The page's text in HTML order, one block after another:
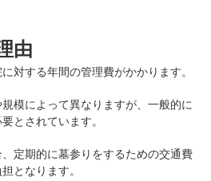
由
対する年間の管理費がかかります。
模によって異なりますが、一般的に
とされています。
定期的に墓参りをするための交通費
となります。